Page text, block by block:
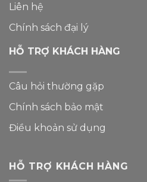
Liên hệ
Chính sách đại lý
HỖ TRỢ KHÁCH HÀNG
Câu hỏi thường gặp
Chính sách bảo mật
Điều khoản sử dụng
HỖ TRỢ KHÁCH HÀNG